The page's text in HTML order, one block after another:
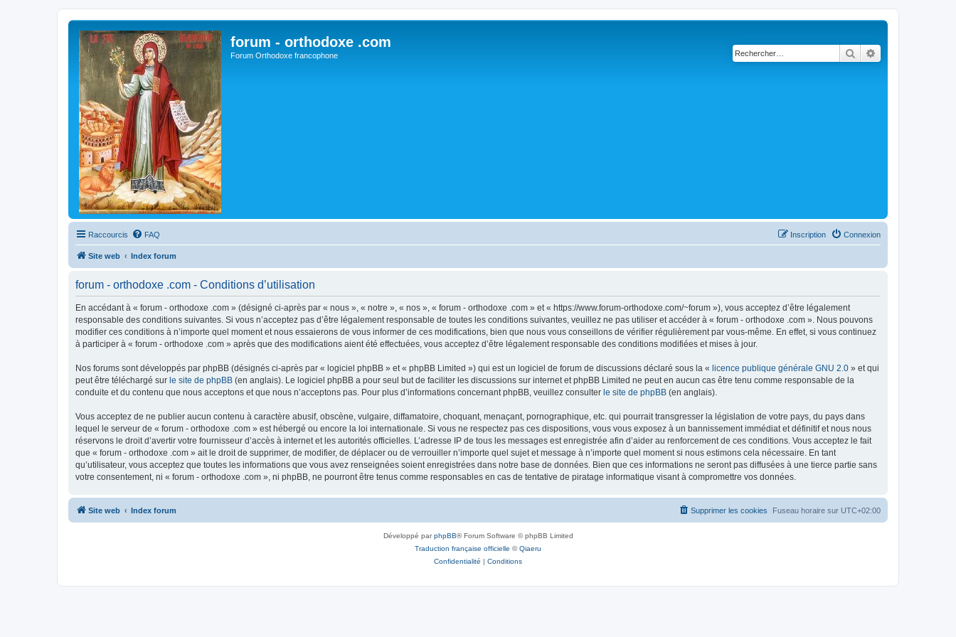
forum - orthodoxe .com
Forum Orthodoxe francophone Rechercher
Raccourcis FAQ Connexion
Inscription
Site web Index forum
forum - orthodoxe .com - Conditions d’utilisation
En accédant à « forum - orthodoxe .com » (désigné ci-après par « nous », « notre », « nos », « forum - orthodoxe .com » et « https://www.forum-orthodoxe.com/~forum »), vous acceptez d’être légalement
responsable des conditions suivantes. Si vous n’acceptez pas d’être légalement responsable de toutes les conditions suivantes, veuillez ne pas utiliser et accéder à « forum - orthodoxe .com ». Nous pouvons
modifier ces conditions à n’importe quel moment et nous essaierons de vous informer de ces modifications, bien que nous vous conseillons de vérifier régulièrement par vous-même. En effet, si vous continuez
à participer à « forum - orthodoxe .com » après que des modifications aient été effectuées, vous acceptez d’être légalement responsable des conditions modifiées et mises à jour.
Nos forums sont développés par phpBB (désignés ci-après par « logiciel phpBB » et « phpBB Limited ») qui est un logiciel de forum de discussions déclaré sous la « licence publique générale GNU 2.0 » et qui
peut être téléchargé sur le site de phpBB (en anglais). Le logiciel phpBB a pour seul but de faciliter les discussions sur internet et phpBB Limited ne peut en aucun cas être tenu comme responsable de la
conduite et du contenu que nous acceptons et que nous n’acceptons pas. Pour plus d’informations concernant phpBB, veuillez consulter le site de phpBB (en anglais).
Vous acceptez de ne publier aucun contenu à caractère abusif, obscène, vulgaire, diffamatoire, choquant, menaçant, pornographique, etc. qui pourrait transgresser la législation de votre pays, du pays dans
lequel le serveur de « forum - orthodoxe .com » est hébergé ou encore la loi internationale. Si vous ne respectez pas ces dispositions, vous vous exposez à un bannissement immédiat et définitif et nous nous
réservons le droit d’avertir votre fournisseur d’accès à internet et les autorités officielles. L’adresse IP de tous les messages est enregistrée afin d’aider au renforcement de ces conditions. Vous acceptez le fait
que « forum - orthodoxe .com » ait le droit de supprimer, de modifier, de déplacer ou de verrouiller n’importe quel sujet et message à n’importe quel moment si nous estimons cela nécessaire. En tant
qu’utilisateur, vous acceptez que toutes les informations que vous avez renseignées soient enregistrées dans notre base de données. Bien que ces informations ne seront pas diffusées à une tierce partie sans
votre consentement, ni « forum - orthodoxe .com », ni phpBB, ne pourront être tenus comme responsables en cas de tentative de piratage informatique visant à compromettre vos données.
Site web Index forum Fuseau horaire sur UTC+02:00
Supprimer les cookies
Développé parphpBB® Forum Software © phpBB Limited
Traduction française officielle ©Qiaeru
Confidentialité | Conditions